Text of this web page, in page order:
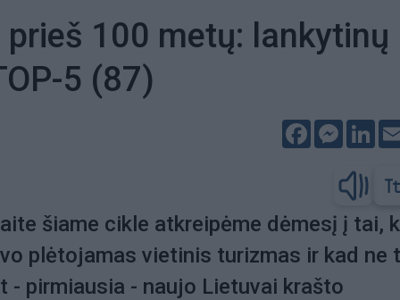
prieš 100 metų: lankytinų
5 (87)
Facebook
šiame cikle atkreipėme dėmesį į tai,
plėtojamas vietinis turizmas ir kad ne
- pirmiausia - naujo Lietuvai krašto